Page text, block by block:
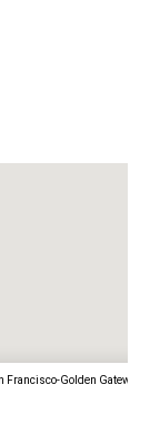
Francisco-Golden Gateway